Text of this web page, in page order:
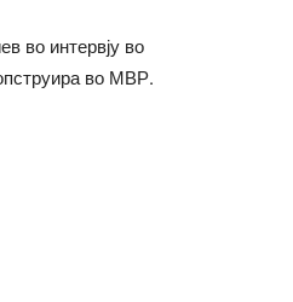
во интервју во
во МВР.